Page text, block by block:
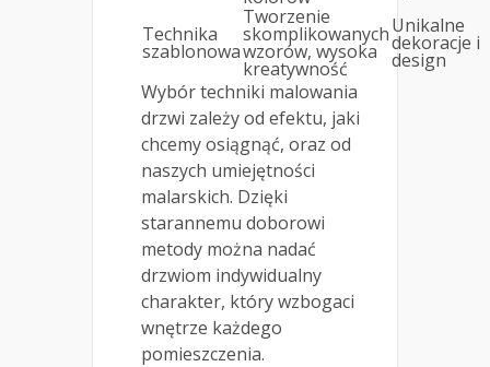
Technika
szablonowa
Tworzenie
skomplikowanych
wzorów, wysoka
kreatywność
Unikalne
dekoracje i
design
Wybór techniki malowania
drzwi zależy od efektu, jaki
chcemy osiągnąć, oraz od
naszych umiejętności
malarskich. Dzięki
starannemu doborowi
metody można nadać
drzwiom indywidualny
charakter, który wzbogaci
wnętrze każdego
pomieszczenia.